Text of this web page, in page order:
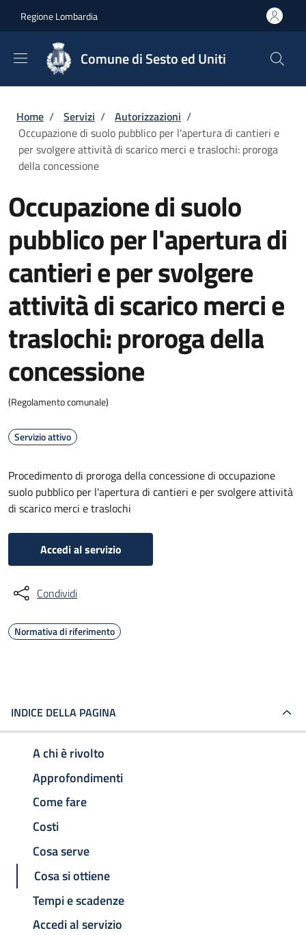
Regione Lombardia
Comune di Sesto ed Uniti
Briciole di pane
Home / Servizi / Autorizzazioni /
Occupazione di suolo pubblico per l'apertura di cantieri e
per svolgere attività di scarico merci e traslochi: proroga
della concessione
Occupazione di suolo
pubblico per l'apertura di
cantieri e per svolgere
attività di scarico merci e
traslochi: proroga della
concessione
(Regolamento comunale)
Servizio attivo
Procedimento di proroga della concessione di occupazione
suolo pubblico per l'apertura di cantieri e per svolgere attività
di scarico merci e traslochi
Accedi al servizio
Condividi
Normativa di riferimento
INDICE DELLA PAGINA
A chi è rivolto
Approfondimenti
Come fare
Costi
Cosa serve
Cosa si ottiene
Tempi e scadenze
Accedi al servizio